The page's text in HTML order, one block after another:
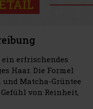
erfrischendes
Haar. Die Formel
Matcha-Grüntee
von Reinheit,